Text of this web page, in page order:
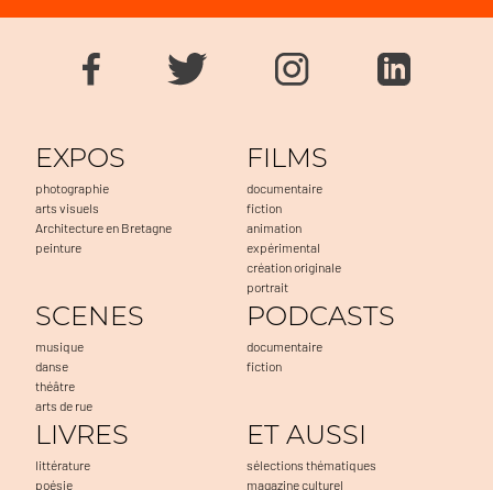
EXPOS
photographie
arts visuels
Architecture en Bretagne
peinture
FILMS
documentaire
fiction
animation
expérimental
création originale
portrait
SCENES
musique
danse
théâtre
arts de rue
PODCASTS
documentaire
fiction
LIVRES
littérature
poésie
ET AUSSI
sélections thématiques
magazine culturel